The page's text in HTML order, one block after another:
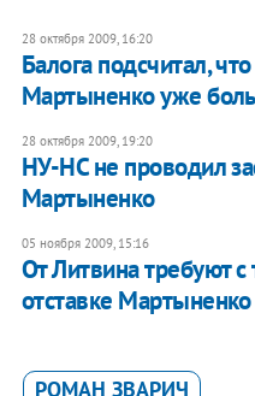
28 октября 2009, 16:20
Балога подсчитал,
Мартыненко уже
28 октября 2009, 19:20
НУ-НС не проводил
Мартыненко
05 ноября 2009, 15:16
От Литвина требуют
отставке Мартыненко
РОМАН ЗВАРИЧ